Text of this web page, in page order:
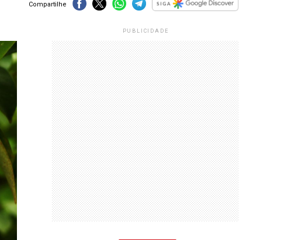
Compartilhe
PUBLICIDADE